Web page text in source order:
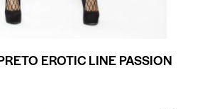
EROTIC LINE PASSION